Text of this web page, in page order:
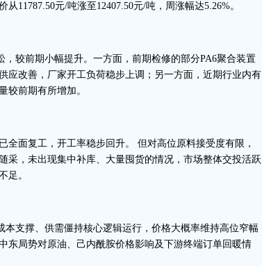
11787.50元/吨涨至12407.50元/吨，周涨幅达5.26%。
较前期小幅提升。一方面，前期检修的部分PA6聚合装置
应改善，厂家开工负荷稳步上调；另一方面，近期行业内有
较前期有所增加。
面复工，开工率稳步回升。 但对高位原料接受度有限，
采，未出现集中补库、大量囤货的情况，市场整体交投活跃
足。
支撑、供需僵持核心逻辑运行，价格大概率维持高位窄幅
东局势对原油、己内酰胺价格影响及下游终端订单回暖情